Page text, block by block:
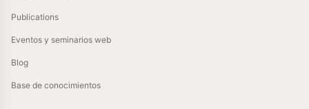
Publications
Eventos y seminarios web
Blog
Base de conocimientos